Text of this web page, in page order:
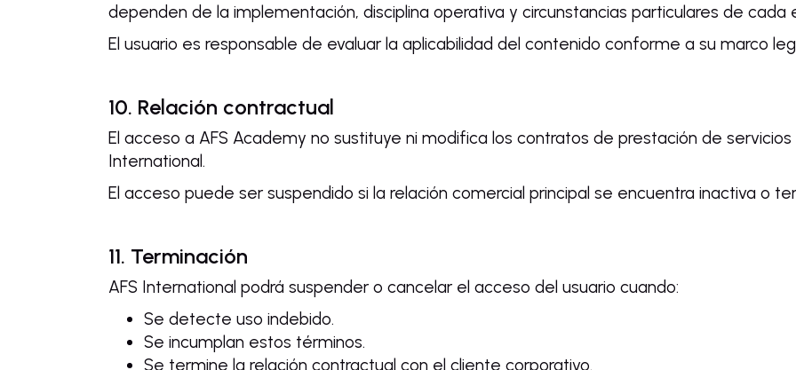
dependen de la implementación, disciplina operativa y circunstancias particulares de cada
El usuario es responsable de evaluar la aplicabilidad del contenido conforme a su marco
10. Relación contractual
El acceso a AFS Academy no sustituye ni modifica los contratos de prestación de
International.
El acceso puede ser suspendido si la relación comercial principal se encuentra inactiva o
11. Terminación
AFS International podrá suspender o cancelar el acceso del usuario cuando:
Se detecte uso indebido.
Se incumplan estos términos.
Se termine la relación contractual con el cliente corporativo.